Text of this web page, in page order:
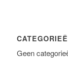
Geen